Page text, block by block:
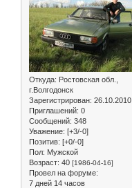
Откуда: Ростовская обл.,
г.Волгодонск
Зарегистрирован: 26.10.2010
Приглашений: 0
Сообщений: 348
Уважение: [+3/-0]
Позитив: [+0/-0]
Пол: Мужской
Возраст: 40 [1986-04-16]
Провел на форуме:
7 дней 14 часов